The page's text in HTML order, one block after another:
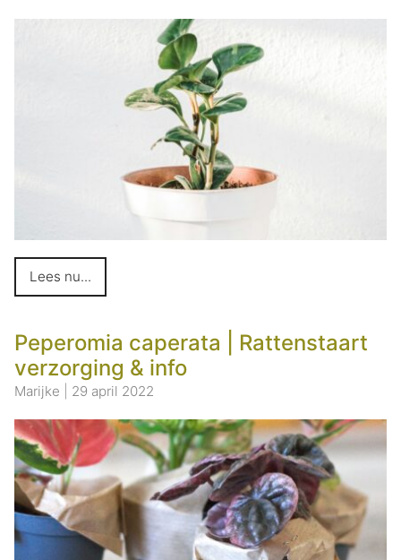
Lees nu...
Peperomia caperata | Rattenstaart
verzorging & info
Marijke 29 april 2022